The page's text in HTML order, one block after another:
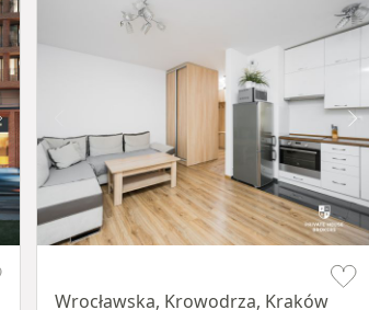
Wrocławska, Krowodrza, Kraków